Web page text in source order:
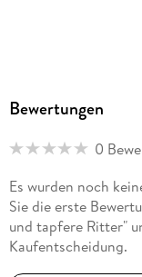
Bewertungen
0
Es wurden noch
Sie die erste
und tapfere Ritter"
Kaufentscheidung.